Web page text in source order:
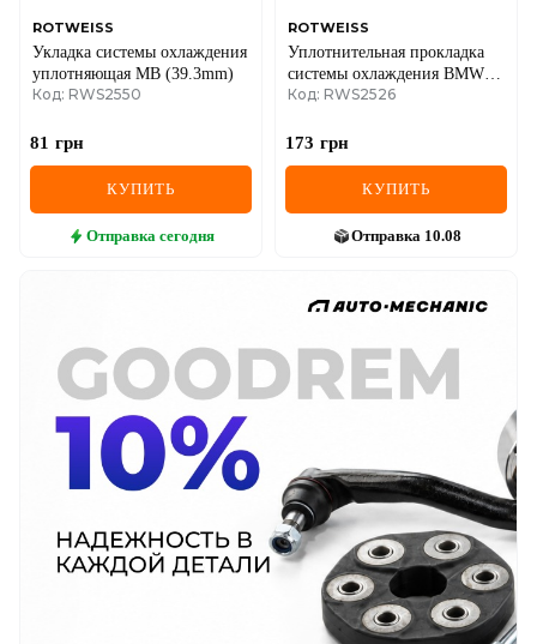
ROTWEISS
Укладка системы охлаждения
уплотняющая MB (39.3mm)
Код: RWS2550
81 грн
КУПИТЬ
Отправка сегодня
ROTWEISS
Уплотнительная прокладка
системы охлаждения BMW 3
(E46/E90)/5 (E60) 02-11
Код: RWS2526
173 грн
КУПИТЬ
Отправка 10.08